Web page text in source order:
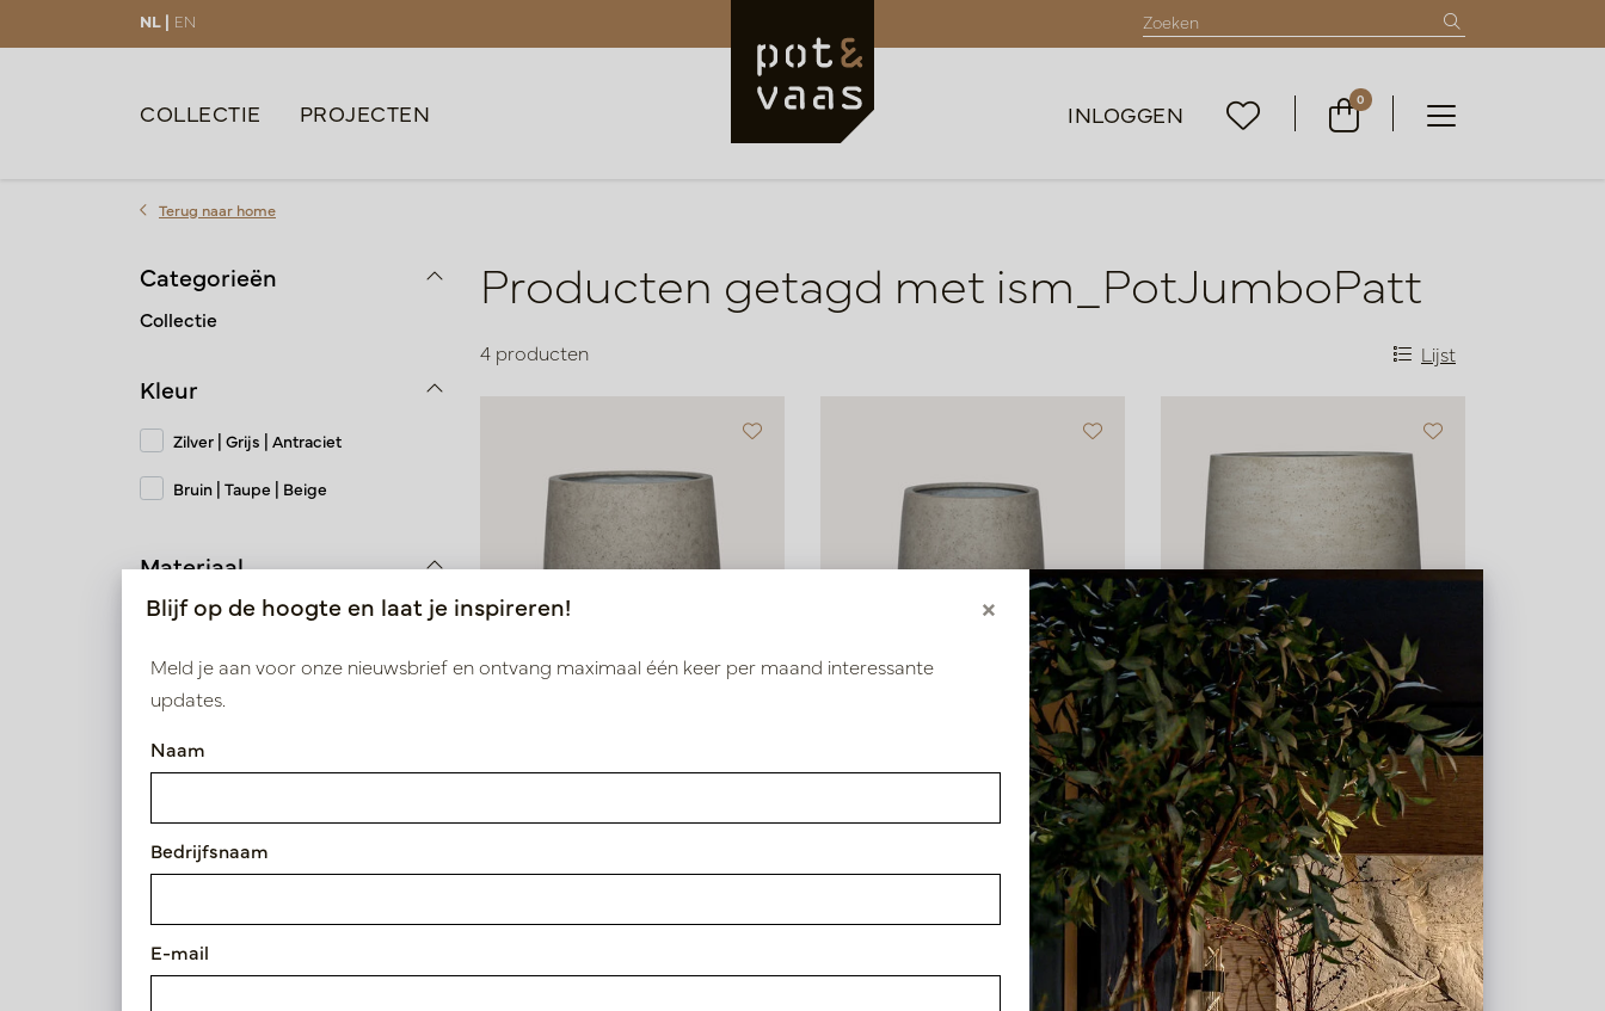
NL | EN
COLLECTIE PROJECTEN INLOGGEN 0
Terug naar home
Producten getagd met ism_PotJumboPatt
4 producten Lijst
R3026-61-90
Pot Jumbo Patt XXS Beton Beige
Snel weer op voorraad,
reserveer nu
Pot Jumbo Patt M Beton Beige
D119 H97
Snel weer op voorraad,
reserveer nu
R3026-97-90
Categorieën
Collectie
Kleur
Zilver | Grijs | Antraciet
Bruin | Taupe | Beige
Materiaal
Fiberstone
Hoogte
50 - 75cm
Diameter
50 - 75cm
75 - 100cm
Blijf op de hoogte en laat je inspireren! ×
Meld je aan voor onze nieuwsbrief en ontvang maximaal één keer per maand interessante
updates.
Naam
Bedrijfsnaam
E-mail